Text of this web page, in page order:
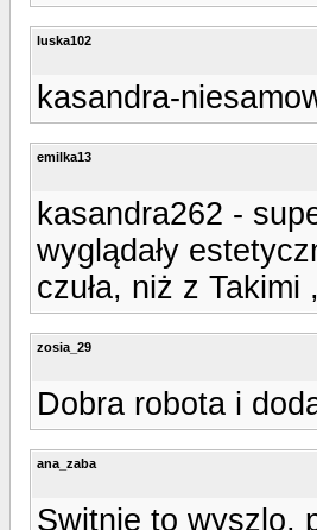
luska102
kasandra-
emilka13
kasandra262 -
wyglądały
czuła, niż z Takimi
zosia_29
Dobra robota i
ana_zaba
Switnie to wyszlo,